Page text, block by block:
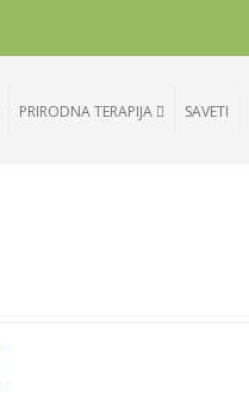
PRIRODNA TERAPIJA SAVETI